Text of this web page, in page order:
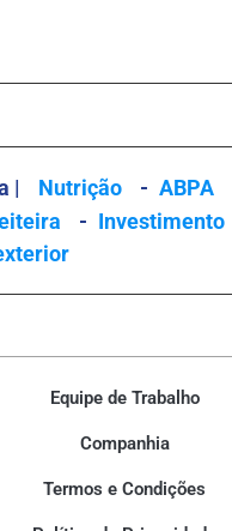
| Nutrição - ABPA
- Investimento
Equipe de Trabalho
Companhia
Termos e Condições